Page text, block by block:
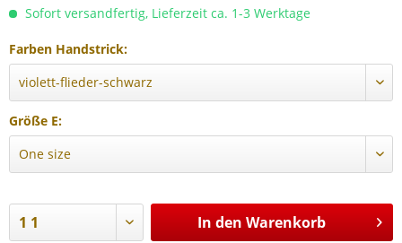
Sofort versandfertig, Lieferzeit ca. 1-3 Werktage
Farben Handstrick:
Größe E:
In den Warenkorb